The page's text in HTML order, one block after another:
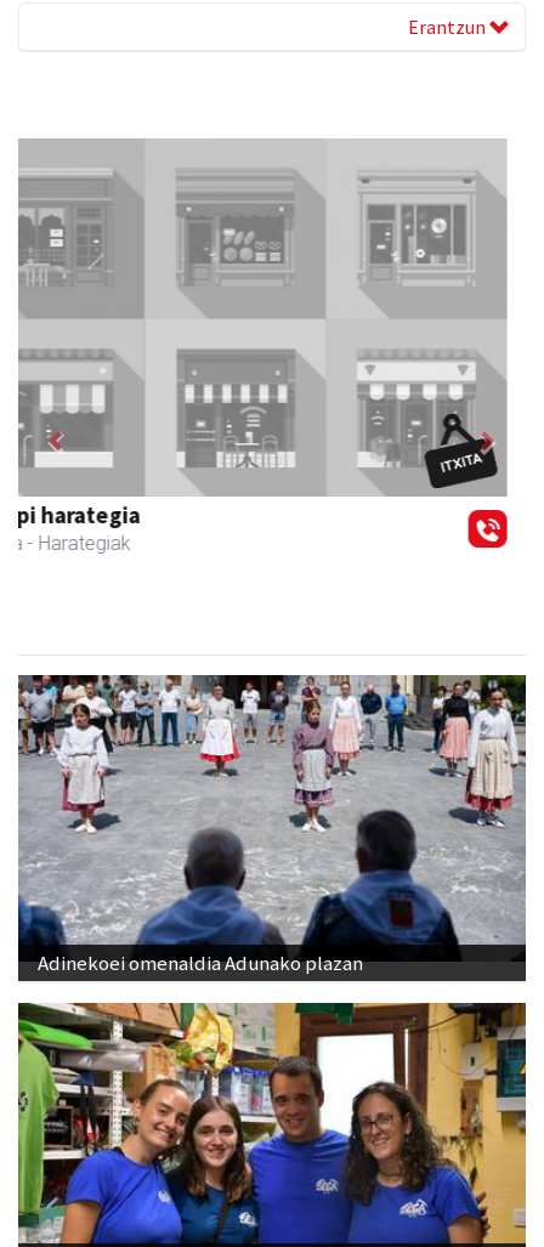
Erantzun
CESA Formazio Zentroa
Urnieta - Ikasketak
Previous Next
Adinekoei omenaldia Adunako plazan